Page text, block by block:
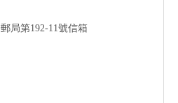
局第192-11號信箱